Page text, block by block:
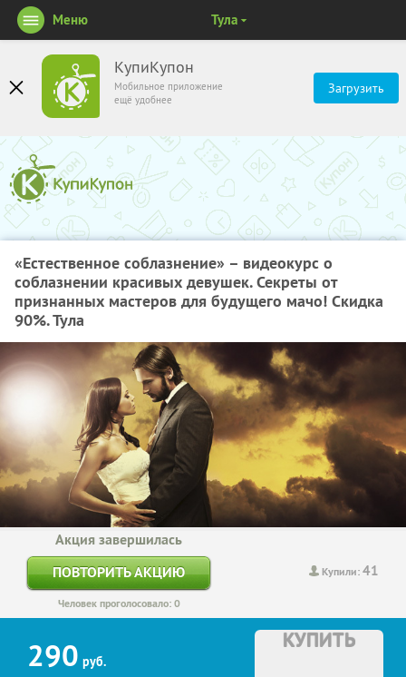
КупиКупон
Мобильное приложение
ещё удобнее
Загрузить
Меню Тула
«Естественное соблазнение» – видеокурс о
соблазнении красивых девушек. Секреты от
признанных мастеров для будущего мачо! Скидка
90%. Тула
Купили:41
Акция завершилась
ПОВТОРИТЬ АКЦИЮ
Человек проголосовало: 0
290 руб.
КУПИТЬ